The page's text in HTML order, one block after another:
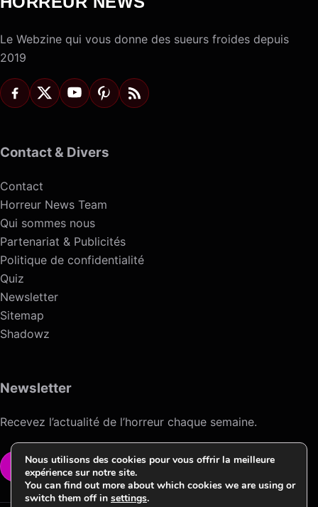
Le Webzine qui vous donne des sueurs froides depuis
2019
Contact & Divers
Contact
Horreur News Team
Qui sommes nous
Partenariat & Publicités
Politique de confidentialité
Quiz
Newsletter
Sitemap
Shadowz
Newsletter
Recevez l’actualité de l’horreur chaque semaine.
VOIR LA NEWSLETTER
Nous utilisons des cookies pour vous offrir la meilleure
expérience sur notre site.
You can find out more about which cookies we are using or
switch them off in settings.